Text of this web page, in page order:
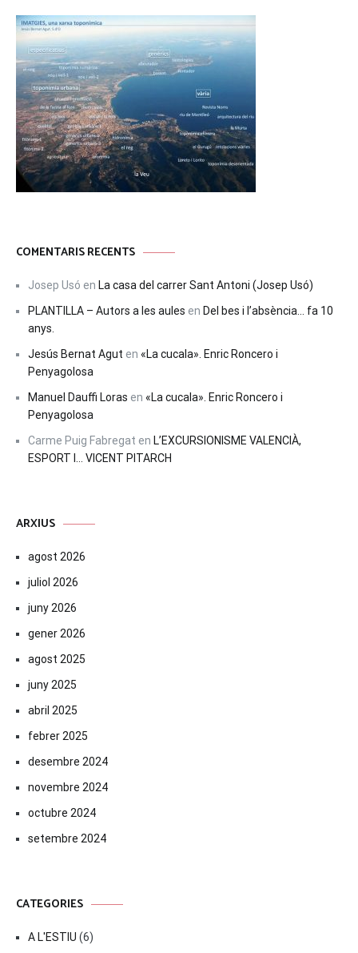
COMENTARIS RECENTS
Josep Usó en La casa del carrer Sant Antoni (Josep Usó)
PLANTILLA – Autors a les aules en Del bes i l’absència… fa 10
anys.
Jesús Bernat Agut en «La cucala». Enric Roncero i
Penyagolosa
Manuel Dauffi Loras en «La cucala». Enric Roncero i
Penyagolosa
Carme Puig Fabregat en L’EXCURSIONISME VALENCIÀ,
ESPORT I… VICENT PITARCH
ARXIUS
agost 2026
juliol 2026
juny 2026
gener 2026
agost 2025
juny 2025
abril 2025
febrer 2025
desembre 2024
novembre 2024
octubre 2024
setembre 2024
CATEGORIES
A L'ESTIU (6)